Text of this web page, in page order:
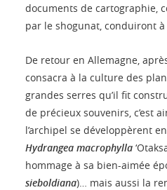
documents de cartographie,
par le shogunat, conduiront à
De retour en Allemagne,
consacra à la culture des
grandes serres qu’il fit
de précieux souvenirs, c’est
l’archipel se développèrent
Hydrangea macrophylla
hommage à sa bien-aimée
sieboldiana)… mais aussi la